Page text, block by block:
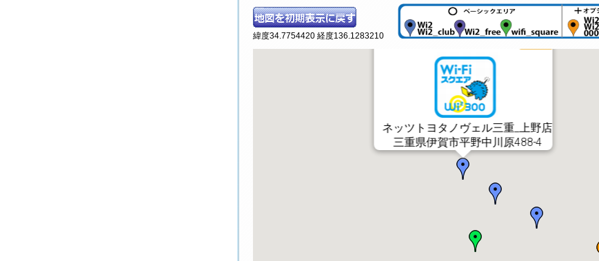
緯度34.7754420 経度136.1283210
ネッツトヨタノヴェル三重_上野店
三重県伊賀市平野中川原488-4